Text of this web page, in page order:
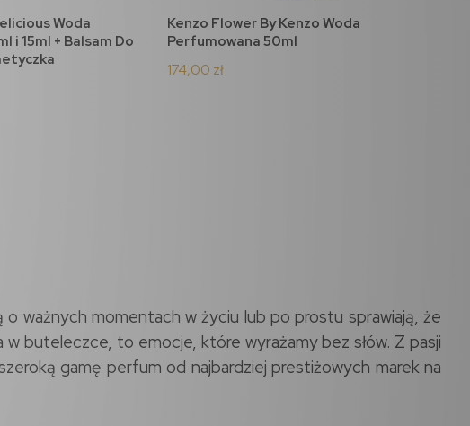
Woda
i 15ml + Balsam Do
do koszyka
Kenzo Flower By Kenzo Woda
Perfumowana 50ml
174,00 zł
ważnych momentach w życiu lub po prostu sprawiają, że
buteleczce, to emocje, które wyrażamy bez słów. Z pasji
gamę perfum od najbardziej prestiżowych marek na